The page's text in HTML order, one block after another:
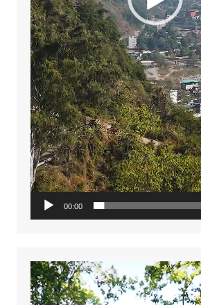
00:00
Video
Player